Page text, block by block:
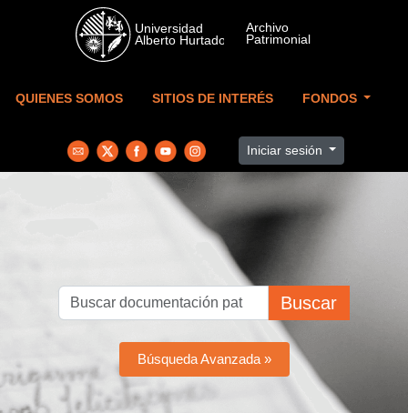
Skip to main content
QUIENES SOMOS SITIOS DE INTERÉS FONDOS
Iniciar sesión
Buscar
Búsqueda Avanzada »